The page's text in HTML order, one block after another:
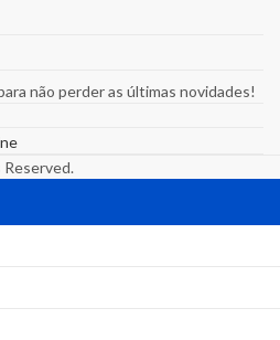
não perder as últimas novidades!